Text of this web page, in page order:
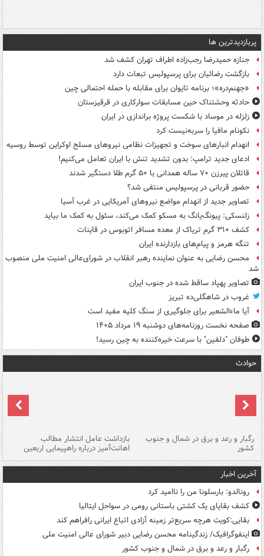
پربازدیدترین ها
جنازه حمیدرضا رجب‌زاده اطراف تهران کشف شد
بازگشت رضائیان برای پرسپولیس تبعات دارد
«جهنم‌دره»؛ برنامه تایوان برای مقابله با حمله احتمالی چین
حادثه وحشتناک حین مسابقات سوارکاری در قرقیزستان
زلزله در موساد با شکست پروژه براندازی در ایران
نکونام مافیا را سربه‌نیست کرد
انهدام انبارهای سوخت و تجهیزات نظامی نیروهای مسلح اوکراین توسط روسیه
ادعای جدید ترامپ: بدون تشدید تنش با ایران تعامل می‌کنیم!
قاتلان پیرزن ۷۰ ساله همدانی با ۵۰ گرم طلا دستگیر شدند
حضور قربانی در پرسپولیس منتفی شد؟
تصاویر جدید از انهدام مواضع نیروهای آمریکایی در غرب آسیا
زلنسکی: پیونگ‌یانگ به مسکو کمک می‌کند، سئول به کمک ما بیاید
کشف ۳۱۰ گرم تریاک از معده مسافر اتوبوس در قاینات
تنگه هرمز و پیام‌های بازدارنده ایران
محسن رضایی به عنوان نماینده رهبر انقلاب در شورای‌عالی امنیت ملی منصوب
شد
تصاویر پهپاد ساقط شده در جنوب ایران
غروب در شاهگلی‌ده تبریز
آیا ماءالشعیر برای جلوگیری از سنگ کلیه مفید است
صفحه نخست روزنامه‌های دوشنبه ۱۹ مرداد ۱۴۰۵
طوفان "دلفین" با سرعت خیره‌کننده به چین رسید!
حوادث
رگبار و رعد و برق در شمال و جنوب
کشور
بازداشت عامل انتشار مطالب
اهانت‌آمیز درباره راهپیمایی اربعین
آخرین اخبار
رونالدو: بارسلونا من را ناامید کرد
کشف بقایای یک کشتی باستانی رومی در سواحل ایتالیا
بقایی:کویت هرچه سریع‌تر زمینه آزادی اتباع ایرانی رافراهم کند
اینفوگرافیک/ زندگینامه محسن رضایی دبیر شورای عالی امنیت‌ ملی
رگبار و رعد و برق در شمال و جنوب کشور